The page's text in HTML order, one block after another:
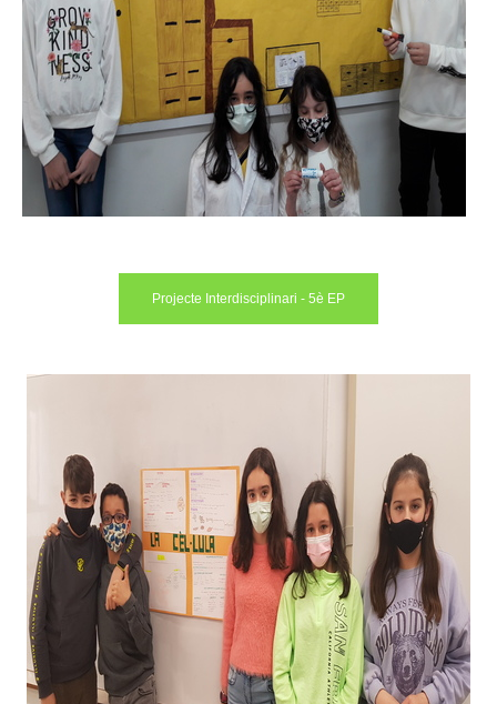
Projecte Interdisciplinari - 5è EP